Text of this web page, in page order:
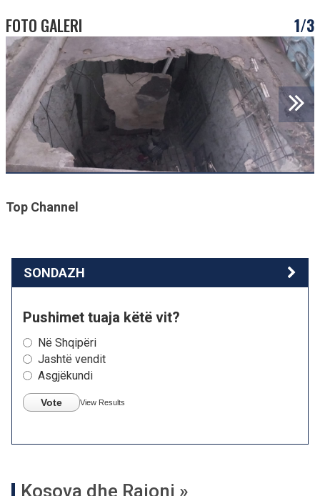
FOTO GALERI 1/3
Top Channel
SONDAZH
Pushimet tuaja këtë vit?
Në Shqipëri
Jashtë vendit
Asgjëkundi
Vote View Results
Kosova dhe Rajoni »